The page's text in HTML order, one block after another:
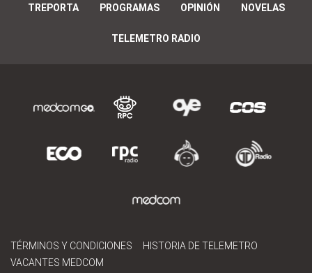
TREPORTA PROGRAMAS OPINIÓN NOVELAS
TELEMETRO RADIO
TÉRMINOS Y CONDICIONES
HISTORIA DE TELEMETRO
VACANTES MEDCOM